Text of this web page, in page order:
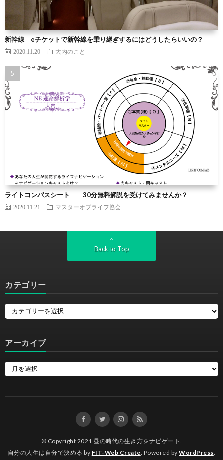
新幹線 eチケットで新幹線を乗り継ぎするにはどうしたらいいの？
2020.11.20 大内のこと
ライトコンパスシート 30分無料解説を受けてみませんか？
2020.11.21 マスターオブライフ協会
Back to Top
カテゴリー
アーカイブ
© Copyright 2021 昼の時代の生き方をナビゲート
自分の人生は自分で決める by FIT-Web Create . Powered byWordPress